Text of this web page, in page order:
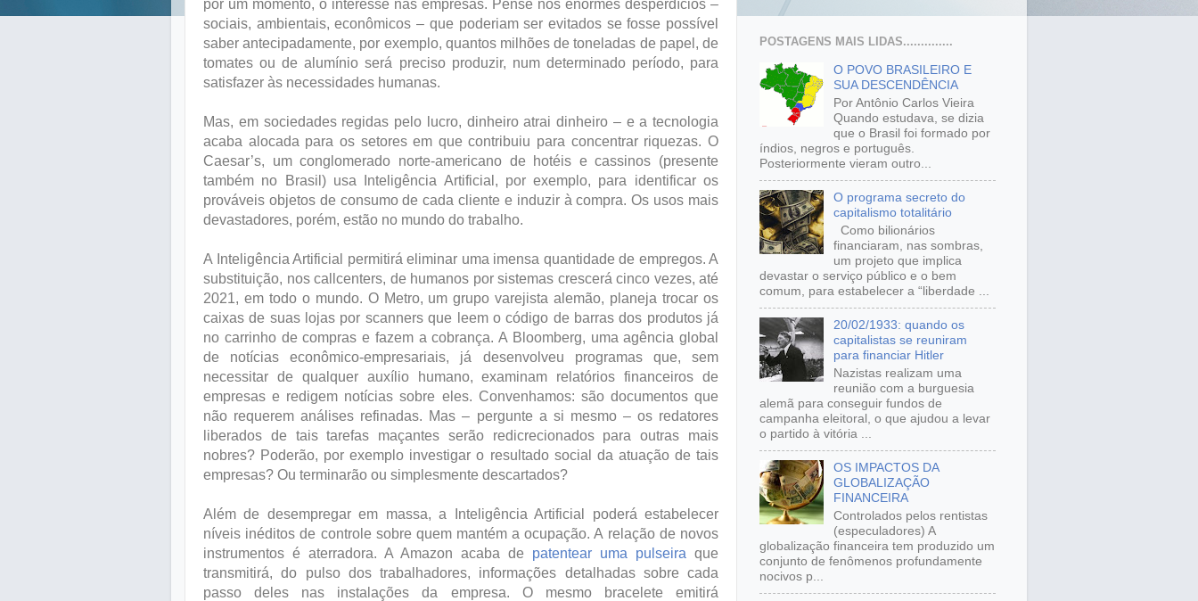
por um momento, o interesse nas empresas. Pense nos enormes desperdícios –
sociais, ambientais, econômicos – que poderiam ser evitados se fosse possível
saber antecipadamente, por exemplo, quantos milhões de toneladas de papel, de
tomates ou de alumínio será preciso produzir, num determinado período, para
satisfazer às necessidades humanas.
Mas, em sociedades regidas pelo lucro, dinheiro atrai dinheiro – e a tecnologia
acaba alocada para os setores em que contribuiu para concentrar riquezas. O
Caesar’s, um conglomerado norte-americano de hotéis e cassinos (presente
também no Brasil) usa Inteligência Artificial, por exemplo, para identificar os
prováveis objetos de consumo de cada cliente e induzir à compra. Os usos mais
devastadores, porém, estão no mundo do trabalho.
A Inteligência Artificial permitirá eliminar uma imensa quantidade de empregos. A
substituição, nos callcenters, de humanos por sistemas crescerá cinco vezes, até
2021, em todo o mundo. O Metro, um grupo varejista alemão, planeja trocar os
caixas de suas lojas por scanners que leem o código de barras dos produtos já
no carrinho de compras e fazem a cobrança. A Bloomberg, uma agência global
de notícias econômico-empresariais, já desenvolveu programas que, sem
necessitar de qualquer auxílio humano, examinam relatórios financeiros de
empresas e redigem notícias sobre eles. Convenhamos: são documentos que
não requerem análises refinadas. Mas – pergunte a si mesmo – os redatores
liberados de tais tarefas maçantes serão redicrecionados para outras mais
nobres? Poderão, por exemplo investigar o resultado social da atuação de tais
empresas? Ou terminarão ou simplesmente descartados?
Além de desempregar em massa, a Inteligência Artificial poderá estabelecer
níveis inéditos de controle sobre quem mantém a ocupação. A relação de novos
instrumentos é aterradora. A Amazon acaba de patentear uma pulseira que
transmitirá, do pulso dos trabalhadores, informações detalhadas sobre cada
passo deles nas instalações da empresa. O mesmo bracelete emitirá
POSTAGENS MAIS LIDAS..............
O POVO BRASILEIRO E
SUA DESCENDÊNCIA
Por Antônio Carlos Vieira
Quando estudava, se dizia
que o Brasil foi formado por
índios, negros e português.
Posteriormente vieram outro...
O programa secreto do
capitalismo totalitário
Como bilionários
financiaram, nas sombras,
um projeto que implica
devastar o serviço público e o bem
comum, para estabelecer a “liberdade ...
20/02/1933: quando os
capitalistas se reuniram
para financiar Hitler
Nazistas realizam uma
reunião com a burguesia
alemã para conseguir fundos de
campanha eleitoral, o que ajudou a levar
o partido à vitória ...
OS IMPACTOS DA
GLOBALIZAÇÃO
FINANCEIRA
Controlados pelos rentistas
(especuladores) A
globalização financeira tem produzido um
conjunto de fenômenos profundamente
nocivos p...